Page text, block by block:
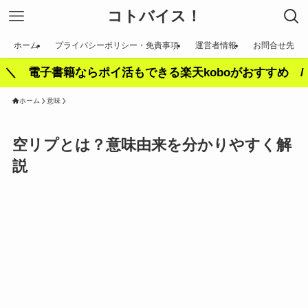
コトバイス！
ホーム プライバシーポリシー・免責事項 運営者情報 お問合せ先
＼ 電子書籍ならポイ活もできる楽天koboがおすすめ /
ホーム 意味
空リプとは？意味由来を分かりやすく解
説